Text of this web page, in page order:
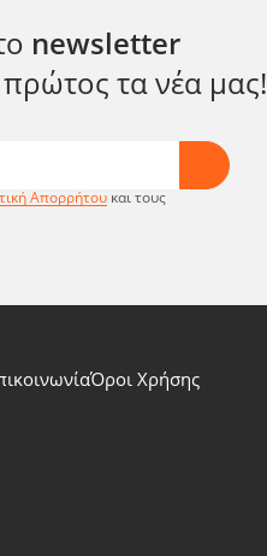
newsletter
πρώτος τα νέα μας!
Απορρήτου και τους
Όροι Χρήσης